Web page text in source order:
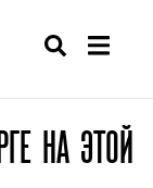
НА ЭТОЙ